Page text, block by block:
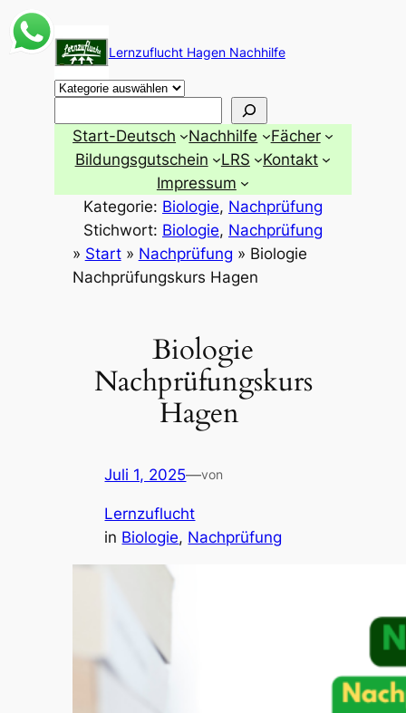
Zum
Inhalt
springen
Lernzuflucht Hagen Nachhilfe
Start-Deutsch Nachhilfe
Fächer
Bildungsgutschein
LRS
Kontakt
Impressum
Kategorie: Biologie, Nachprüfung
Stichwort: Biologie, Nachprüfung
» Start» Nachprüfung » Biologie
Nachprüfungskurs Hagen
Biologie
Nachprüfungskurs
Hagen
Juli 1, 2025—von
Lernzuflucht
in Biologie, Nachprüfung